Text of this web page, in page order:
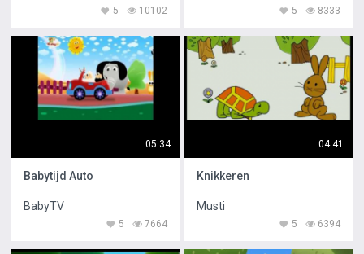
10102
5 8333
5
05:34
Babytijd Auto
BabyTV
7664
5
04:41
Knikkeren
Musti
6394
5